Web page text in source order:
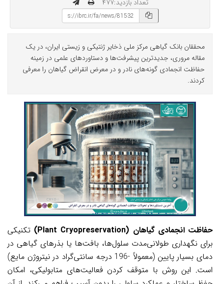
تعداد بازدید:۴۷۷
محققان بانک گیاهی مرکز ملی ذخایر ژنتیکی و زیستی ایران، در یک
مقاله مروری، جدیدترین پیشرفت‌ها و دستاوردهای علمی در زمینه
حفاظت انجمادی گونه‌های نادر و در معرض انقراض گیاهان را معرفی
کردند.
حفاظت انجمادی گیاهان (Plant Cryopreservation)
تکنیکی
برای نگهداری طولانی‌مدت سلول‌ها، بافت‌ها یا بذرهای گیاهی در
دمای بسیار پایین (معمولاً -196 درجه سانتی‌گراد در نیتروژن مایع)
است. این روش با متوقف کردن فعالیت‌های متابولیکی، امکان